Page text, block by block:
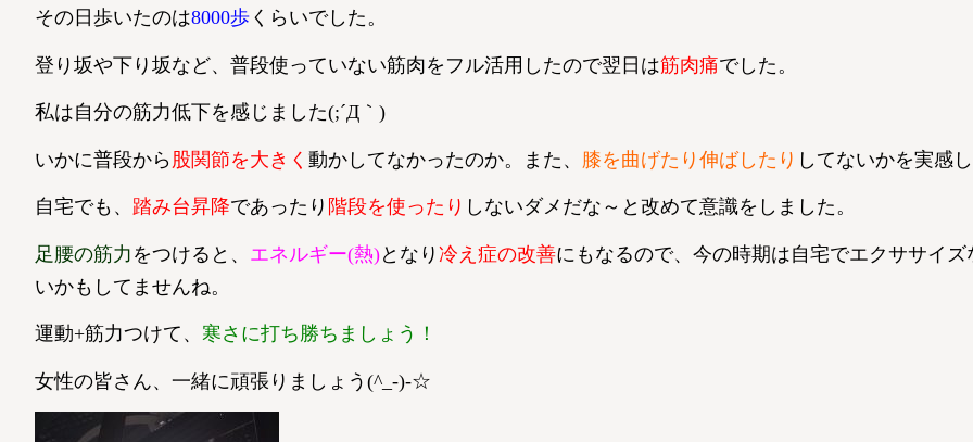
その日歩いたのは8000歩 くらいでした。
登り坂や下り坂など、普段使っていない筋肉をフル活用したので翌日は筋肉痛でした。
私は自分の筋力低下を感じました(;´Д｀)
いかに普段から 股関節を大きく 動かしてなかったのか。また、 膝を曲げたり伸ばしたり してないかを実感
自宅でも、 踏み台昇降であったり 階段を使ったり しないダメだな～と改めて意識をしました。
足腰の筋力 をつけると、 エネルギー(熱)となり 冷え症の改善にもなるので、今の時期は自宅でエクササイズ
いかもしてませんね。
運動+筋力つけて、 寒さに打ち勝ちましょう！
女性の皆さん、一緒に頑張りましょう(^_-)-☆